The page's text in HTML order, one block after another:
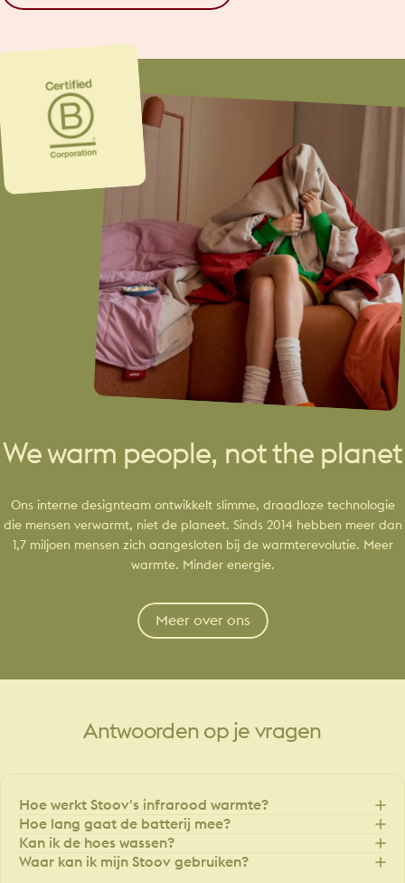
We warm people, not the planet
Ons interne designteam ontwikkelt slimme, draadloze technologie
die mensen verwarmt, niet de planeet. Sinds 2014 hebben meer dan
1,7 miljoen mensen zich aangesloten bij de warmterevolutie. Meer
warmte. Minder energie.
Meer over ons
Antwoorden op je vragen
Hoe werkt Stoov's infrarood warmte?
Hoe lang gaat de batterij mee?
Kan ik de hoes wassen?
Waar kan ik mijn Stoov gebruiken?